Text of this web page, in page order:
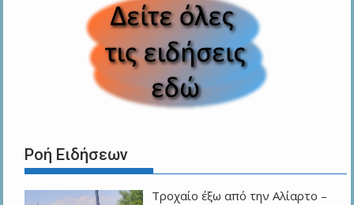
Ροή Ειδήσεων
Τροχαίο έξω από την Αλίαρτο –